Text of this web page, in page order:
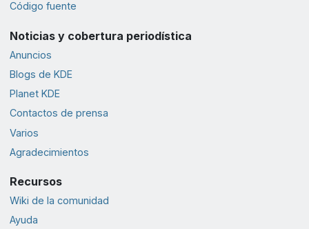
Código fuente
Noticias y cobertura periodística
Anuncios
Blogs de KDE
Planet KDE
Contactos de prensa
Varios
Agradecimientos
Recursos
Wiki de la comunidad
Ayuda